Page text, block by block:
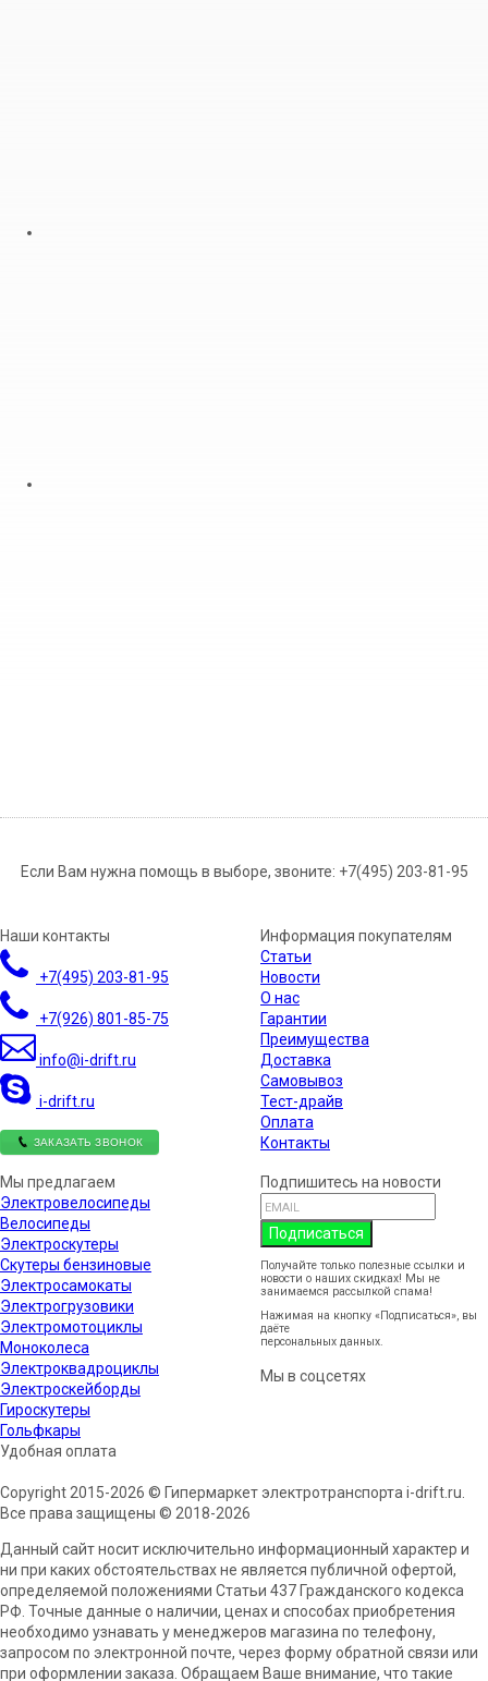
Если Вам нужна помощь в выборе, звоните: +7(495) 203-81-95
Наши контакты
+7(495) 203-81-95
+7(926) 801-85-75
info@i-drift.ru
i-drift.ru
ЗАКАЗАТЬ ЗВОНОК
Информация покупателям
Статьи
Новости
О нас
Гарантии
Преимущества
Доставка
Самовывоз
Тест-драйв
Оплата
Контакты
Мы предлагаем
Электровелосипеды
Велосипеды
Электроскутеры
Скутеры бензиновые
Электросамокаты
Электрогрузовики
Электромотоциклы
Моноколеса
Электроквадроциклы
Электроскейборды
Гироскутеры
Гольфкары
Удобная оплата
Подпишитесь на новости
Подписаться
Получайте только полезные ссылки и
новости о наших скидках! Мы не
занимаемся рассылкой спама!
Нажимая на кнопку «Подписаться», вы
даёте
персональных данных.
Мы в соцсетях
Copyright 2015-2026 © Гипермаркет электротранспорта i-drift.ru.
Все права защищены © 2018-2026
Данный сайт носит исключительно информационный характер и
ни при каких обстоятельствах не является публичной офертой,
определяемой положениями Статьи 437 Гражданского кодекса
РФ. Точные данные о наличии, ценах и способах приобретения
необходимо узнавать у менеджеров магазина по телефону,
запросом по электронной почте, через форму обратной связи или
при оформлении заказа. Обращаем Ваше внимание, что такие